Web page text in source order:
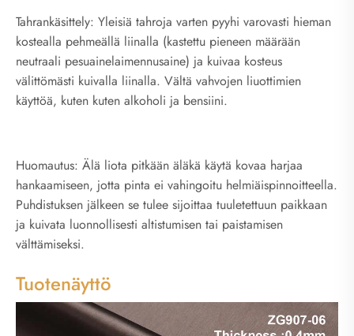
Tahrankäsittely: Yleisiä tahroja varten pyyhi varovasti hieman
kostealla pehmeällä liinalla (kastettu pieneen määrään
neutraali pesuainelaimennusaine) ja kuivaa kosteus
välittömästi kuivalla liinalla. Vältä vahvojen liuottimien
käyttöä, kuten kuten alkoholi ja bensiini.
Huomautus: Älä liota pitkään äläkä käytä kovaa harjaa
hankaamiseen, jotta pinta ei vahingoitu helmiäispinnoitteella.
Puhdistuksen jälkeen se tulee sijoittaa tuuletettuun paikkaan
ja kuivata luonnollisesti altistumisen tai paistamisen
välttämiseksi.
Tuotenäyttö